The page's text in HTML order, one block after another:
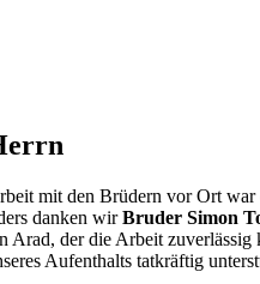
mit den Brüdern vor Ort war
danken wirBruder Simon
Arad, der die Arbeit zuverlässig
Aufenthalts tatkräftig